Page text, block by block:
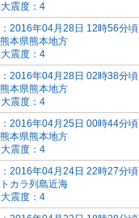
震度：4
2016年04月28日 12時56分頃
本県熊本地方
震度：4
2016年04月28日 02時38分頃
本県熊本地方
震度：4
2016年04月25日 00時44分頃
本県熊本地方
震度：4
2016年04月24日 22時27分頃
カラ列島近海
震度：4